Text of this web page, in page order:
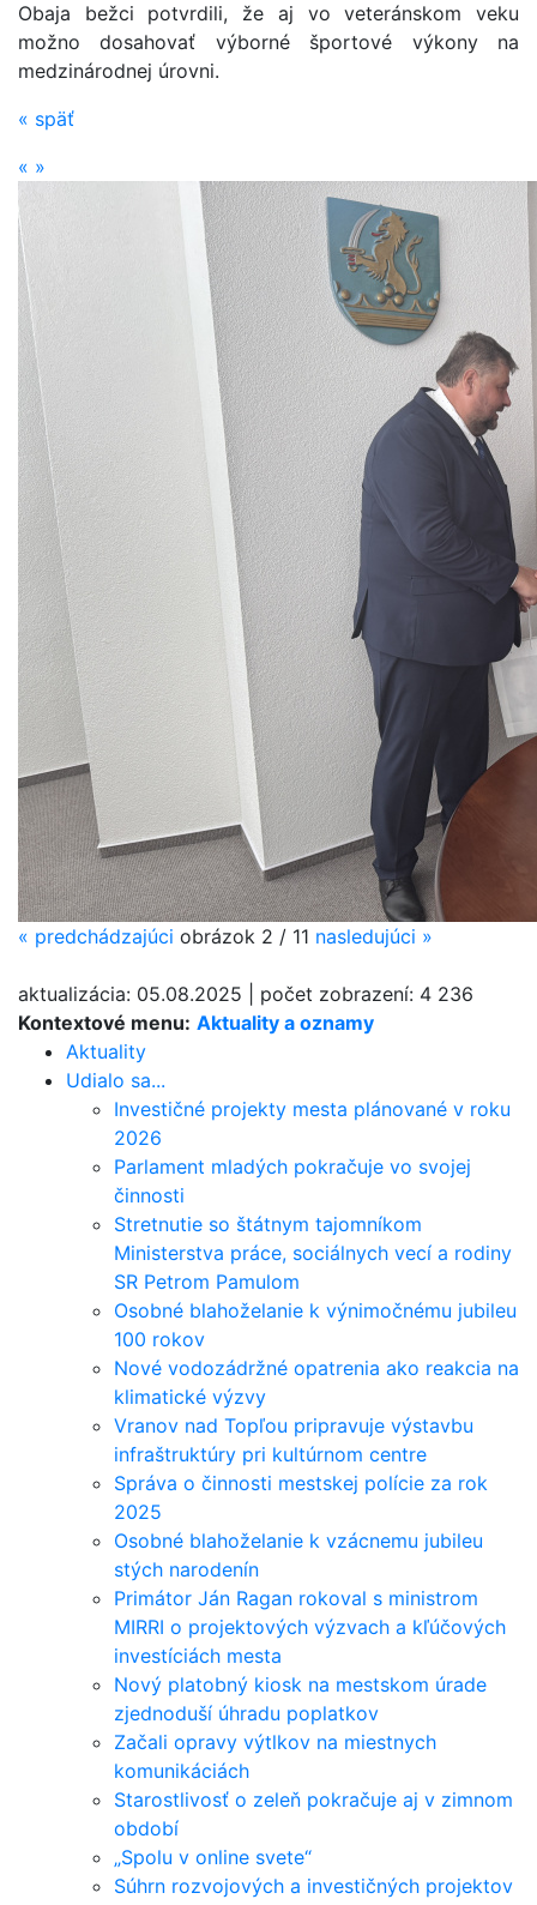
Kontextové menu: Aktuality a oznamy
Aktuality
Udialo sa...
Investičné projekty mesta plánované v roku
2026
Parlament mladých pokračuje vo svojej
činnosti
Stretnutie so štátnym tajomníkom
Ministerstva práce, sociálnych vecí a rodiny
SR Petrom Pamulom
Osobné blahoželanie k výnimočnému jubileu
100 rokov
Nové vodozádržné opatrenia ako reakcia na
klimatické výzvy
Vranov nad Topľou pripravuje výstavbu
infraštruktúry pri kultúrnom centre
Správa o činnosti mestskej polície za rok
2025
Osobné blahoželanie k vzácnemu jubileu
stých narodenín
Primátor Ján Ragan rokoval s ministrom
MIRRI o projektových výzvach a kľúčových
investíciách mesta
Nový platobný kiosk na mestskom úrade
zjednoduší úhradu poplatkov
Začali opravy výtlkov na miestnych
komunikáciách
Starostlivosť o zeleň pokračuje aj v zimnom
období
„Spolu v online svete“
Súhrn rozvojových a investičných projektov
Obaja bežci potvrdili, že aj vo veteránskom veku
možno dosahovať výborné športové výkony na
medzinárodnej úrovni.
« späť
« »
« predchádzajúci obrázok 2 / 11 nasledujúci »
aktualizácia: 05.08.2025 počet zobrazení: 4 236